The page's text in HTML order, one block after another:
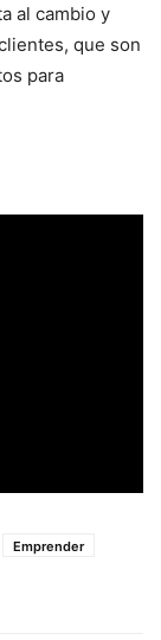
al cambio y
que son
para
Emprender